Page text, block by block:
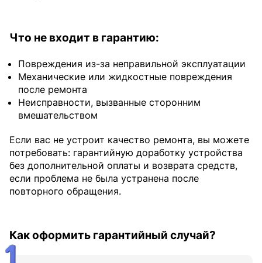
Что не входит в гарантию:
Повреждения из-за неправильной эксплуатации
Механические или жидкостные повреждения
после ремонта
Неисправности, вызванные сторонним
вмешательством
Если вас не устроит качество ремонта, вы можете
потребовать: гарантийную доработку устройства
без дополнительной оплаты и возврата средств,
если проблема не была устранена после
повторного обращения.
Как оформить гарантийный случай?